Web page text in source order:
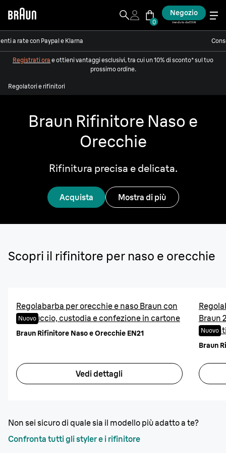
0
Negozio
Venduto da ESW
a rate con Paypal e Klarna
Registrati ora e ottieni vantaggi esclusivi, tra cui un 10% di sconto* sul tuo
prossimo ordine.
Regolatori e rifinitori
Braun Rifinitore Naso e
Orecchie
Rifinitura precisa e delicata.
Acquista Mostra di più
Scopri il rifinitore per naso e orecchie
Regolabarba per orecchie e naso Braun con
cappuccio, custodia e confezione in cartone
Nuovo
Braun Rifinitore Naso e Orecchie EN21
Vedi dettagli
Braun
Nuovo
Braun
Non sei sicuro di quale sia il modello più adatto a te?
Confronta tutti gli styler e i rifinitore